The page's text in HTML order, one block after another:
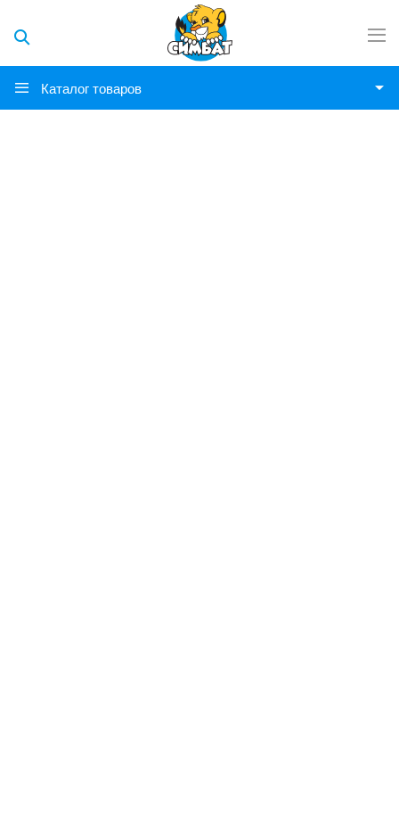
Каталог товаров